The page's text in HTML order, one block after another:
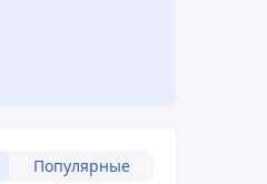
Популярные